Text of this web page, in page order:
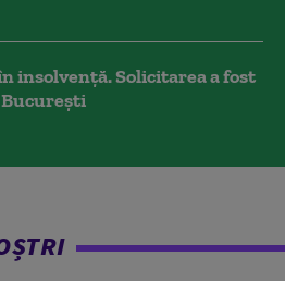
insolvență. Solicitarea a fost